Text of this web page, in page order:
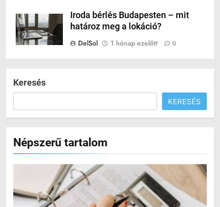
Iroda bérlés Budapesten – mit
határoz meg a lokáció?
DelSol
1 hónap ezelőtt 0
Keresés
KERESÉS
Népszerű tartalom